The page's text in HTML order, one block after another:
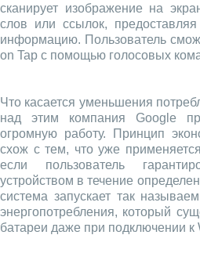
сканирует изображение на
слов или ссылок,
информацию. Пользователь
on Tap с помощью голосовых
Что касается уменьшения
над этим компания Google
огромную работу. Принцип
схож с тем, что уже
если пользователь
устройством в течение
система запускает так
энергопотребления, который
батареи даже при подключении к